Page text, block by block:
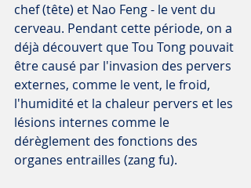
chef (tête) et Nao Feng - le vent du
cerveau. Pendant cette période, on a
déjà découvert que Tou Tong pouvait
être causé par l'invasion des pervers
externes, comme le vent, le froid,
l'humidité et la chaleur pervers et les
lésions internes comme le
dérèglement des fonctions des
organes entrailles (zang fu).